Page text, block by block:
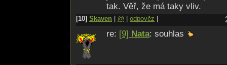
tak. Věř, že má taky vliv.
[10] Skaven | @ | odpověz |
re: [9] Nata: souhlas